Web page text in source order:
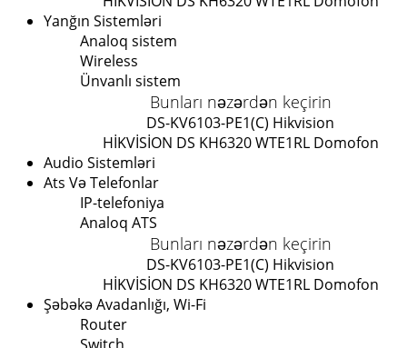
Yanğın Sistemləri
Analoq sistem
Wireless
Ünvanlı sistem
Bunları nəzərdən keçirin
DS-KV6103-PE1(C) Hikvision
HİKVİSİON DS KH6320 WTE1RL Domofon
Audio Sistemləri
Ats Və Telefonlar
IP-telefoniya
Analoq ATS
Bunları nəzərdən keçirin
DS-KV6103-PE1(C) Hikvision
HİKVİSİON DS KH6320 WTE1RL Domofon
Şəbəkə Avadanlığı, Wi-Fi
Router